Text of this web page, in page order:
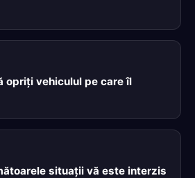
opriți vehiculul pe care îl
situaţii vă este interzis